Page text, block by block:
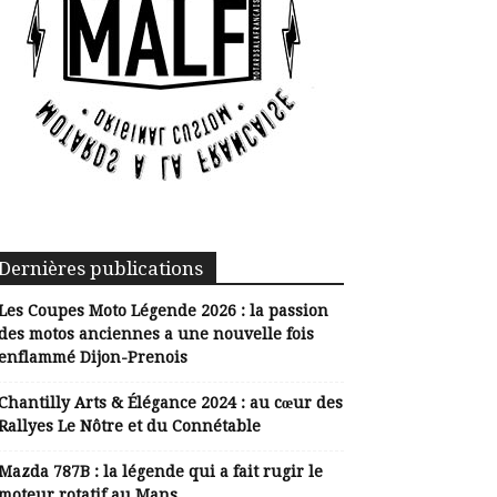
publications
Coupes Moto Légende 2026 : la passion
motos anciennes a une nouvelle fois
Dijon-Prenois
Arts & Élégance 2024 : au cœur des
Le Nôtre et du Connétable
787B : la légende qui a fait rugir le